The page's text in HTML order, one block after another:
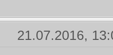
21.07.2016,